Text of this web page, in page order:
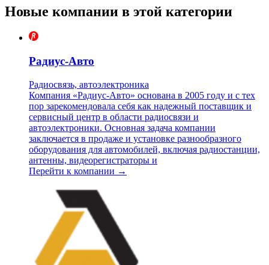
Новые компании в этой категории
Радиус-Авто
Радиосвязь, автоэлектроника
Компания «Радиус-Авто» основана в 2005 году и с тех
пор зарекомендовала себя как надежный поставщик и
сервисный центр в области радиосвязи и
автоэлектроники. Основная задача компании
заключается в продаже и установке разнообразного
оборудования для автомобилей, включая радиостанции,
антенны, видеорегистраторы и
Перейти к компании →